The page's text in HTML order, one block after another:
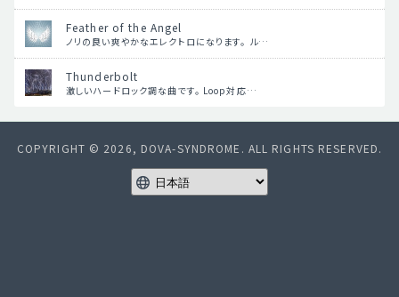
Feather of the Angel
ノリの良い爽やかなエレクトロになります。 ル…
Thunderbolt
激しいハードロック調な曲です。 Loop対応…
COPYRIGHT © 2026, DOVA-SYNDROME. ALL RIGHTS RESERVED.